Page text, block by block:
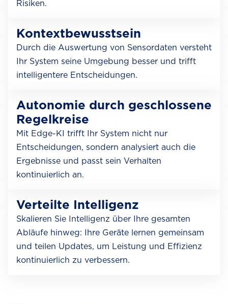
Risiken.
Kontextbewusstsein
Durch die Auswertung von Sensordaten versteht
Ihr System seine Umgebung besser und trifft
intelligentere Entscheidungen.
Autonomie durch geschlossene
Regelkreise
Mit Edge-KI trifft Ihr System nicht nur
Entscheidungen, sondern analysiert auch die
Ergebnisse und passt sein Verhalten
kontinuierlich an.
Verteilte Intelligenz
Skalieren Sie Intelligenz über Ihre gesamten
Abläufe hinweg: Ihre Geräte lernen gemeinsam
und teilen Updates, um Leistung und Effizienz
kontinuierlich zu verbessern.